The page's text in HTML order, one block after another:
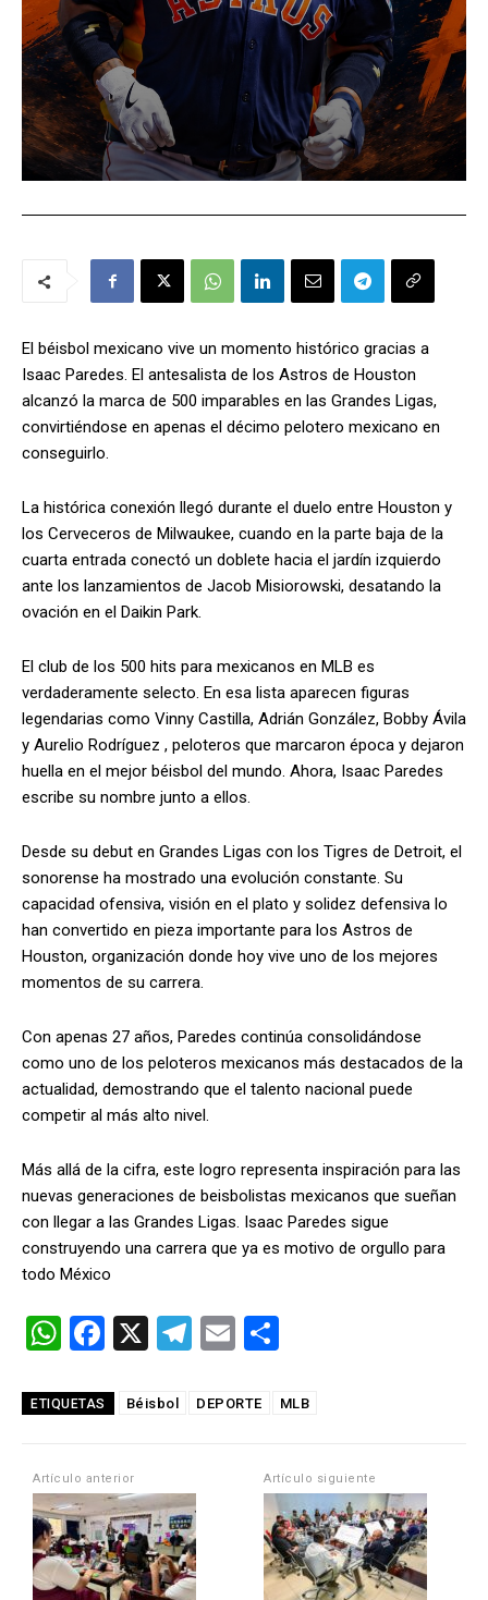
El béisbol mexicano vive un momento histórico gracias a
Isaac Paredes. El antesalista de los Astros de Houston
alcanzó la marca de 500 imparables en las Grandes Ligas,
convirtiéndose en apenas el décimo pelotero mexicano en
conseguirlo.
La histórica conexión llegó durante el duelo entre Houston y
los Cerveceros de Milwaukee, cuando en la parte baja de la
cuarta entrada conectó un doblete hacia el jardín izquierdo
ante los lanzamientos de Jacob Misiorowski, desatando la
ovación en el Daikin Park.
El club de los 500 hits para mexicanos en MLB es
verdaderamente selecto. En esa lista aparecen figuras
legendarias como Vinny Castilla, Adrián González, Bobby Ávila
y Aurelio Rodríguez , peloteros que marcaron época y dejaron
huella en el mejor béisbol del mundo. Ahora, Isaac Paredes
escribe su nombre junto a ellos.
Desde su debut en Grandes Ligas con los Tigres de Detroit, el
sonorense ha mostrado una evolución constante. Su
capacidad ofensiva, visión en el plato y solidez defensiva lo
han convertido en pieza importante para los Astros de
Houston, organización donde hoy vive uno de los mejores
momentos de su carrera.
Con apenas 27 años, Paredes continúa consolidándose
como uno de los peloteros mexicanos más destacados de la
actualidad, demostrando que el talento nacional puede
competir al más alto nivel.
Más allá de la cifra, este logro representa inspiración para las
nuevas generaciones de beisbolistas mexicanos que sueñan
con llegar a las Grandes Ligas. Isaac Paredes sigue
construyendo una carrera que ya es motivo de orgullo para
todo México
W
at
A
p
p
F
ce
o
o
k
X
T
e
m
E
ail m
ar
tir
ETIQUETAS Béisbol DEPORTE MLB
Artículo anterior Artículo siguiente